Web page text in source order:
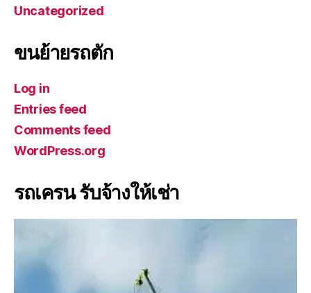
Uncategorized
ขนย้ายรถตัก
Log in
Entries feed
Comments feed
WordPress.org
รถเครน รับจ้างให้เช่า